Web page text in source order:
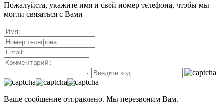
Пожалуйста, укажите имя и свой номер телефона, чтобы мы
могли связаться с Вами
Ваше сообщение отправлено. Мы перезвоним Вам.